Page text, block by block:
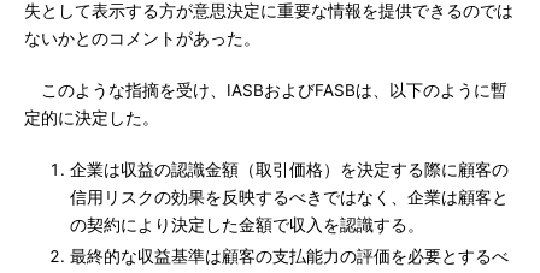
失として表示する方が意思決定に重要な情報を提供できるのでは
ないかとのコメントがあった。
このような指摘を受け、IASBおよびFASBは、以下のように暫
定的に決定した。
企業は収益の認識金額（取引価格）を決定する際に顧客の
信用リスクの効果を反映するべきではなく、企業は顧客と
の契約により決定した金額で収入を認識する。
最終的な収益基準は顧客の支払能力の評価を必要とするべ